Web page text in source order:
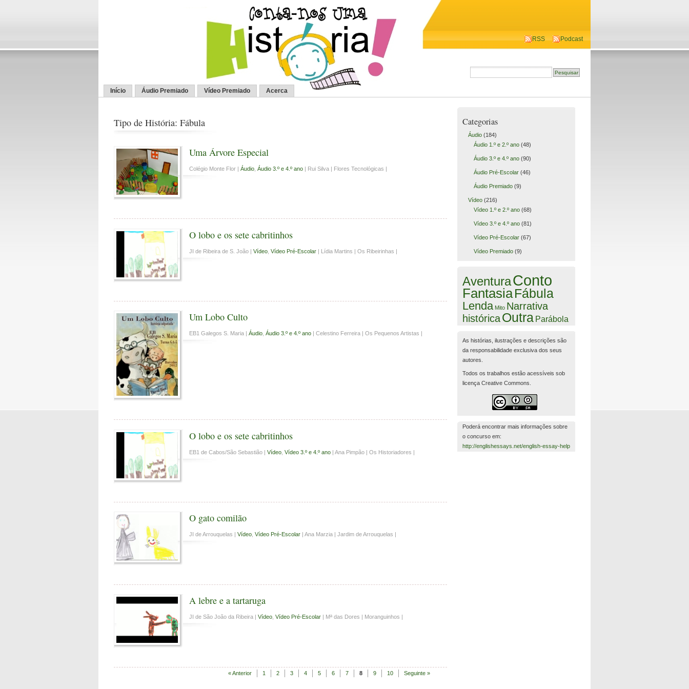
RSS Podcast
Início Áudio Premiado Vídeo Premiado Acerca
Tipo de História: Fábula
Uma Árvore Especial
Colégio Monte Flor |Áudio,Áudio 3.º e 4.º ano | Rui Silva | Flores Tecnológicas |
O lobo e os sete cabritinhos
JI de Ribeira de S. João |Vídeo ,Vídeo Pré-Escolar | Lídia Martins | Os Ribeirinhas |
Um Lobo Culto
EB1 Galegos S. Maria |Áudio ,Áudio 3.º e 4.º ano | Celestino Ferreira | Os Pequenos Artistas |
O lobo e os sete cabritinhos
EB1 de Cabos/São Sebastião |Vídeo ,Vídeo 3.º e 4.º ano | Ana Pimpão | Os Historiadores |
O gato comilão
JI de Arrouquelas |Vídeo ,Vídeo Pré-Escolar | Ana Marzia | Jardim de Arrouquelas |
A lebre e a tartaruga
JI de São João da Ribeira |Vídeo ,Vídeo Pré-Escolar | Mª das Dores | Moranguinhos |
« Anterior 1 2 3 4 5 6 7 8 9 10 Seguinte »
Categorias
Áudio(184)
Áudio 1.º e 2.º ano(48)
Áudio 3.º e 4.º ano(90)
Áudio Pré-Escolar(46)
Áudio Premiado(9)
Vídeo(216)
Vídeo 1.º e 2.º ano(68)
Vídeo 3.º e 4.º ano(81)
Vídeo Pré-Escolar(67)
Vídeo Premiado(9)
AventuraConto
FantasiaFábula
Lenda Mito Narrativa
históricaOutra Parábola
As histórias, ilustrações e descrições são
da responsabilidade exclusiva dos seus
autores.
Todos os trabalhos estão acessíveis sob
licença Creative Commons.
Poderá encontrar mais informações sobre
o concurso em:
http://englishessays.net/english-essay-help